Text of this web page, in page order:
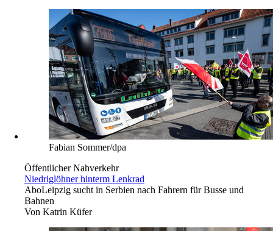
Fabian Sommer/dpa
Öffentlicher Nahverkehr
Niedriglöhner hinterm Lenkrad
AboLeipzig sucht in Serbien nach Fahrern für Busse und
Bahnen
Von Katrin Küfer